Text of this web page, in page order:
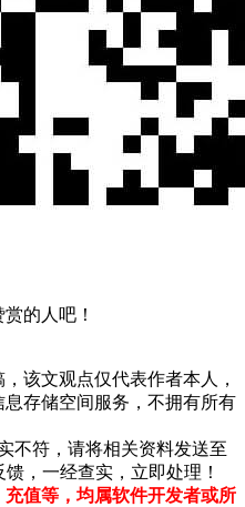
的人吧！
该文观点仅代表作者本人，
存储空间服务，不拥有所有
不符，请将相关资料发送至
馈，一经查实，立即处理！
值等，均属软件开发者或所